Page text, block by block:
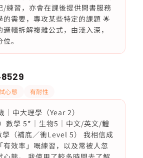
/練習，亦會在課後提供問書服務
的需要，專攻某些特定的課題 🌟
輯拆解複雜公式，由淺入深，
。
心態 有耐性
｜中大理學（Year 2）
數學 5*｜生物5｜中文/英文/體
學（補底／衝Level 5） 我相信成
有效率」嘅練習，以及常被人忽